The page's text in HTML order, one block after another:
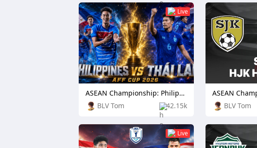
Live
BLV Tom 42.15k
ASEAN Championship: Philippines vs Thailand
BLV Tom
Live